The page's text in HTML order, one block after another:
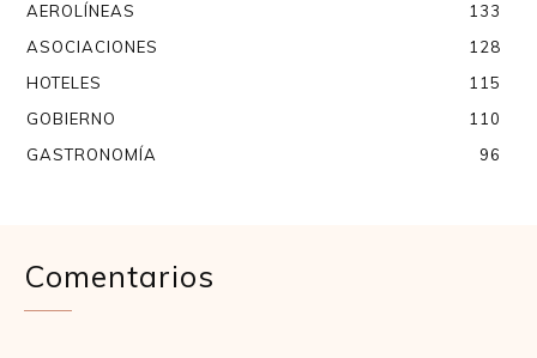
AEROLÍNEAS
133
ASOCIACIONES
128
HOTELES
115
GOBIERNO
110
GASTRONOMÍA
96
Comentarios